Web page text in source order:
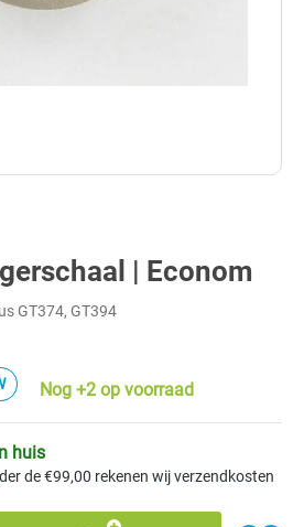
| Econom
GT374, GT394
Nog +2 op voorraad
huis
de €99,00 rekenen wij verzendkosten